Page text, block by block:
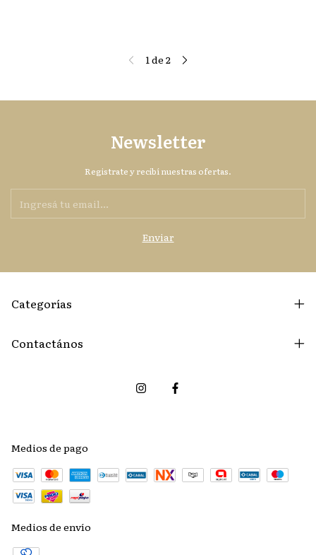
1de 2
Newsletter
Registrate y recibí nuestras ofertas.
Categorías
Contactános
Medios de pago
Medios de envío